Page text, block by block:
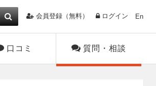
会員登録（無料） ログイン En
口コミ 質問・相談